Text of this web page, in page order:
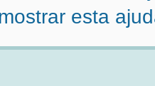
esta